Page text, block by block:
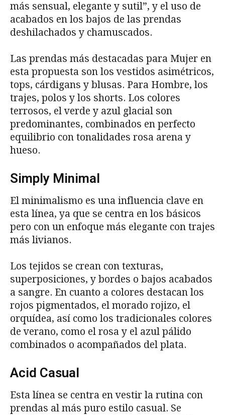
más sensual, elegante y sutil”, y el uso de
acabados en los bajos de las prendas
deshilachados y chamuscados.
Las prendas más destacadas para Mujer en
esta propuesta son los vestidos asimétricos,
tops, cárdigans y blusas. Para Hombre, los
trajes, polos y los shorts. Los colores
terrosos, el verde y azul glacial son
predominantes, combinados en perfecto
equilibrio con tonalidades rosa arena y
hueso.
Simply Minimal
El minimalismo es una influencia clave en
esta línea, ya que se centra en los básicos
pero con un enfoque más elegante con trajes
más livianos.
Los tejidos se crean con texturas,
superposiciones, y bordes o bajos acabados
a sangre. En cuanto a colores destacan los
rojos pigmentados, el morado rojizo, el
orquídea, así como los tradicionales colores
de verano, como el rosa y el azul pálido
combinados o acompañados del plata.
Acid Casual
Esta línea se centra en vestir la rutina con
prendas al más puro estilo casual. Se